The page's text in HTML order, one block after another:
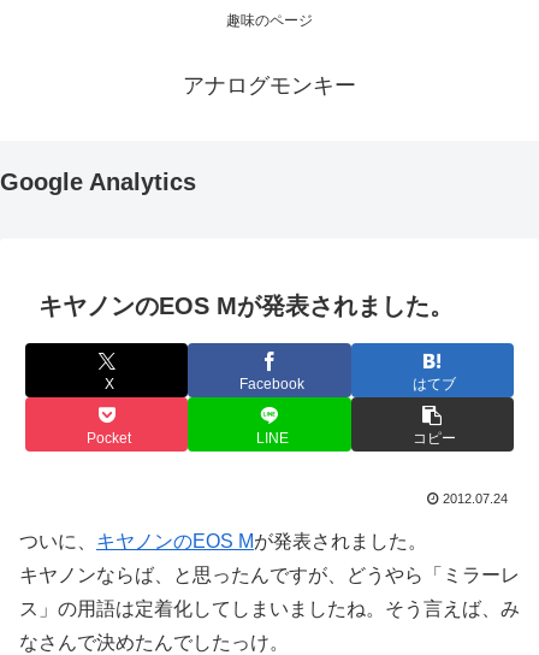
趣味のページ
アナログモンキー
Google Analytics
キヤノンのEOS Mが発表されました。
X Facebook はてブ
Pocket LINE コピー
2012.07.24
ついに、 キヤノンのEOS Mが発表されました。
キヤノンならば、と思ったんですが、どうやら「ミラーレ
ス」の用語は定着化してしまいましたね。そう言えば、み
なさんで決めたんでしたっけ。